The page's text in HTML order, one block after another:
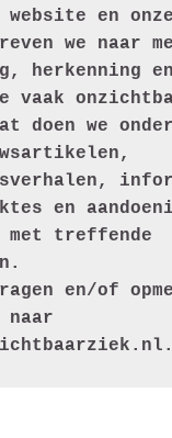
website en
we naar
herkenning
vaak
doen we
en
met treffende
en/of
naar